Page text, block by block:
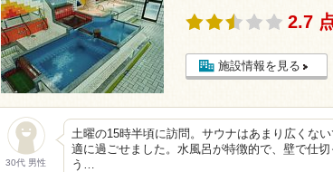
2.7
施設情報を見る
30代 男性
土曜の15時半頃に訪問。サウナはあまり広くな
適に過ごせました。水風呂が特徴的で、壁で仕
う…